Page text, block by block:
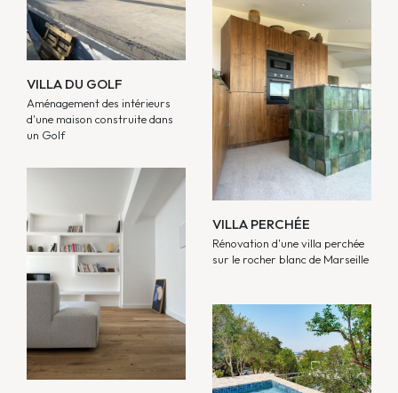
VILLA DU GOLF
Aménagement des intérieurs
d'une maison construite dans
un Golf
VILLA PERCHÉE
Rénovation d'une villa perchée
sur le rocher blanc de Marseille